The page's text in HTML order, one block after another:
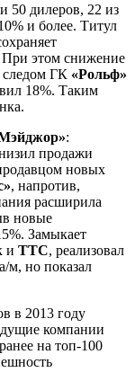
50 дилеров, 22 из
и более. Титул
При этом снижение
следом ГК «Рольф»
18%. Таким
:
продажи
новых
, напротив,
расширила
новые
Замыкает
и ТТС, реализовал
м, но показал
в 2013 году
компании
на топ-100